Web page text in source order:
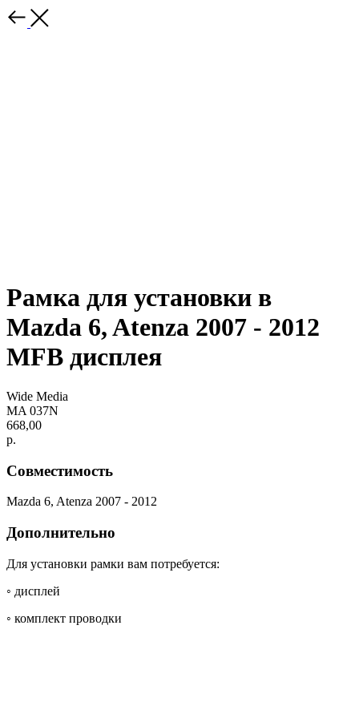
Рамка для установки в
Mazda 6, Atenza 2007 - 2012
MFB дисплея
Wide Media
MA 037N
668,00
р.
Совместимость
Mazda 6, Atenza 2007 - 2012
Дополнительно
Для установки рамки вам потребуется:
◦ дисплей
◦ комплект проводки